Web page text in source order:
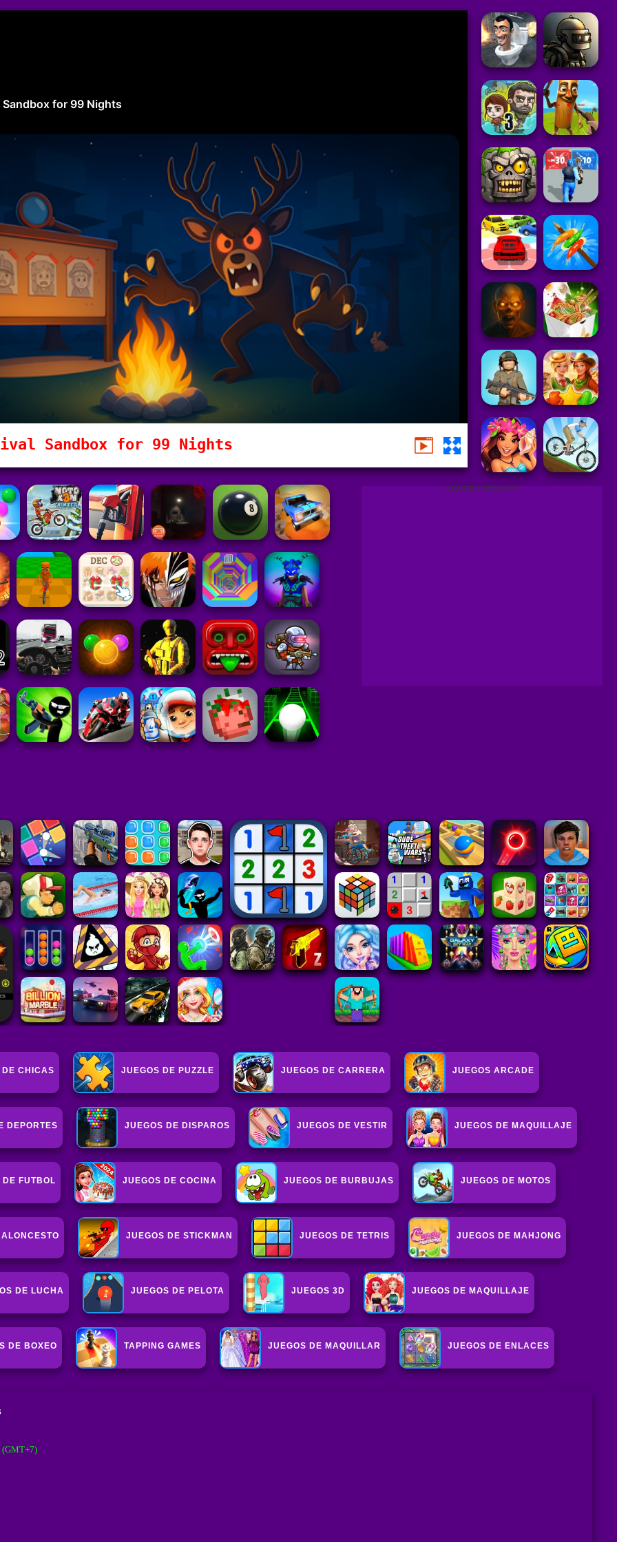
Sandbox for 99 Nights
ADVERTISEMENT
CHICAS JUEGOS DE PUZZLE JUEGOS DE CARRERA JUEGOS ARCADE
DEPORTES JUEGOS DE DISPAROS JUEGOS DE VESTIR JUEGOS DE MAQUILLAJE
DE FUTBOL JUEGOS DE COCINA JUEGOS DE BURBUJAS JUEGOS DE MOTOS
JUEGOS DE STICKMAN JUEGOS DE TETRIS JUEGOS DE MAHJONG
DE LUCHA JUEGOS DE PELOTA JUEGOS 3D JUEGOS DE MAQUILLAJE
DE BOXEO TAPPING GAMES JUEGOS DE MAQUILLAR JUEGOS DE ENLACES
(GMT+7)